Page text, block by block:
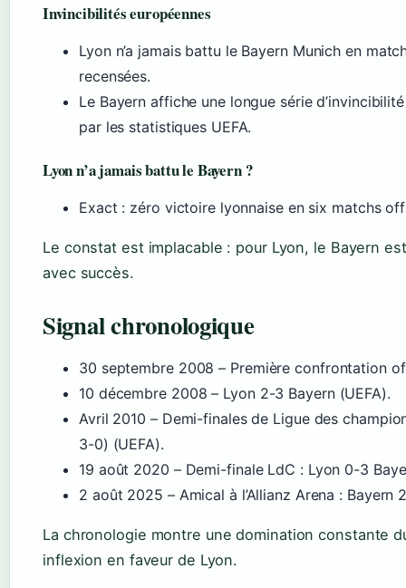
Invincibilités européennes
Lyon n’a jamais battu le Bayern Munich en
recensées.
Le Bayern affiche une longue série
par les statistiques UEFA.
Lyon n’a jamais battu le Bayern ?
Exact : zéro victoire lyonnaise en six matchs
Le constat est implacable : pour Lyon, le Bayern
avec succès.
Signal chronologique
30 septembre 2008 – Première confrontation
10 décembre 2008 – Lyon 2-3 Bayern (UEFA).
Avril 2010 – Demi-finales de Ligue des
3-0) (UEFA).
19 août 2020 – Demi-finale LdC : Lyon 0-3
2 août 2025 – Amical à l’Allianz Arena : Bayern
La chronologie montre une domination constante
inflexion en faveur de Lyon.